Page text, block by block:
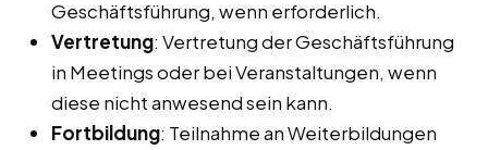
Geschäftsführung, wenn erforderlich.
Vertretung: Vertretung der Geschäftsführung
in Meetings oder bei Veranstaltungen, wenn
diese nicht anwesend sein kann.
Fortbildung: Teilnahme an Weiterbildungen